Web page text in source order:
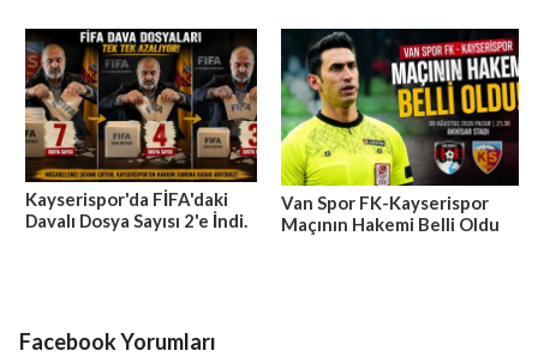
Kayserispor'da FİFA'daki
Davalı Dosya Sayısı 2'e İndi.
Van Spor FK-Kayserispor
Maçının Hakemi Belli Oldu
Facebook Yorumları